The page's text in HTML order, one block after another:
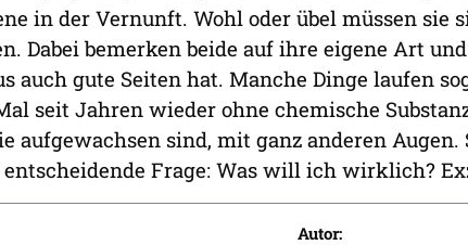
in der Vernunft. Wohl oder übel müssen sie
Dabei bemerken beide auf ihre eigene Art
auch gute Seiten hat. Manche Dinge laufen
seit Jahren wieder ohne chemische
aufgewachsen sind, mit ganz anderen
entscheidende Frage: Was will ich wirklich?
Autor: